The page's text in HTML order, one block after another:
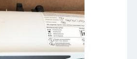
Akciós termékeink
Aneszteziológia
Altatógép